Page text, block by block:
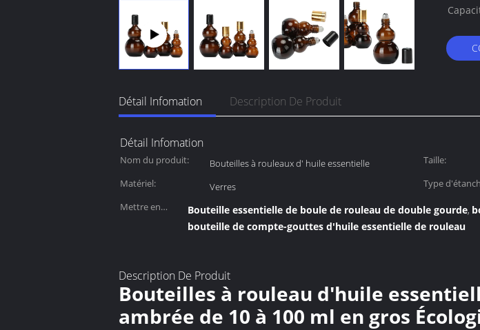
Détail Infomation Description De Produit
Détail Infomation
Nom du produit: Bouteilles à rouleaux d' huile essentielle Taille:
Matériel:
Verres Type
Mettre en
Bouteille essentielle de boule de rouleau de double gourde,
bouteille de compte-gouttes d'huile essentielle de rouleau
Description De Produit
Bouteilles à rouleau d'huile
ambrée de 10 à 100 ml en gros‌